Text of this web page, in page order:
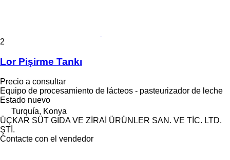
2
Lor Pişirme Tankı
Precio a consultar
Equipo de procesamiento de lácteos - pasteurizador de leche
Estado nuevo
Turquía, Konya
ÜÇKAR SÜT GIDA VE ZİRAİ ÜRÜNLER SAN. VE TİC. LTD.
ŞTİ.
Contacte con el vendedor